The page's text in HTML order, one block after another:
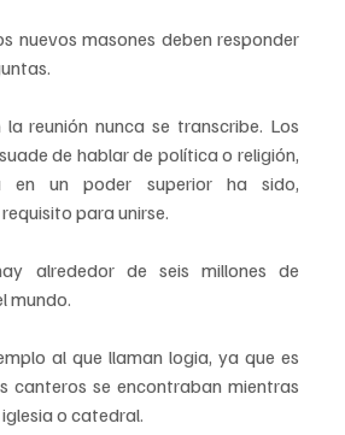
nuevos masones deben responder
reunión nunca se transcribe. Los
de hablar de política o religión,
en un poder superior ha sido,
para unirse.
alrededor de seis millones de
mundo.
al que llaman logia, ya que es
canteros se encontraban mientras
o catedral.